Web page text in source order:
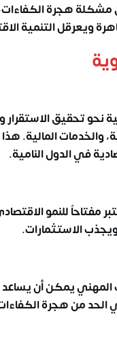
مشكلة هجرة
ويعرقل التنمية
نحو تحقيق الاستقرار
والخدمات
في الدول النامية.
مفتاحاً للنمو
الاستثمارات.
يمكن أن يساعد
من هجرة